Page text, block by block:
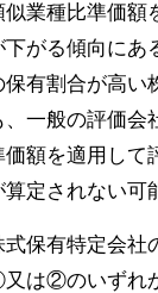
業種比準価額
下がる傾向にあ
保有割合が高い
、一般の評価会
額を適用して
定されない可
保有特定会社
は②のいずれ